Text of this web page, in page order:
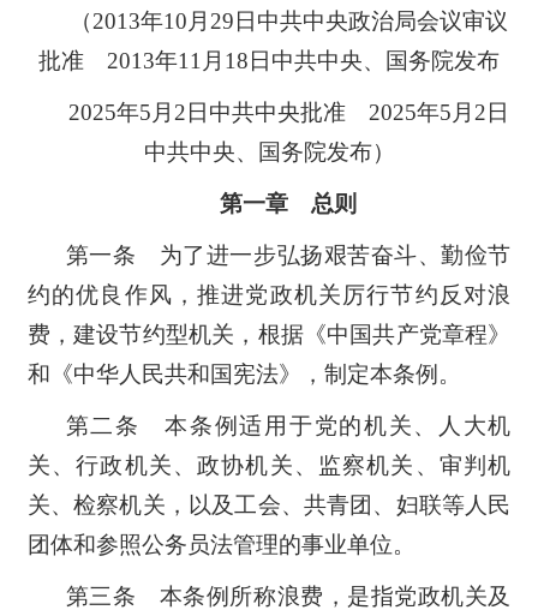
（2013年10月29日中共中央政治局会议审议
批准 2013年11月18日中共中央、国务院发布
2025年5月2日中共中央批准 2025年5月2日
中共中央、国务院发布）
第一章 总则
第一条 为了进一步弘扬艰苦奋斗、勤俭节
约的优良作风，推进党政机关厉行节约反对浪
费，建设节约型机关，根据《中国共产党章程》
和《中华人民共和国宪法》，制定本条例。
第二条 本条例适用于党的机关、人大机
关、行政机关、政协机关、监察机关、审判机
关、检察机关，以及工会、共青团、妇联等人民
团体和参照公务员法管理的事业单位。
第三条 本条例所称浪费，是指党政机关及